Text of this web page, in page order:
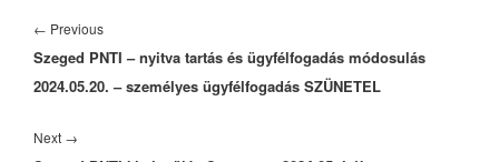
navigáció
← PreviousPrevious
post:
Szeged PNTI – nyitva tartás és ügyfélfogadás módosulás
2024.05.20. – személyes ügyfélfogadás SZÜNETEL
Next →